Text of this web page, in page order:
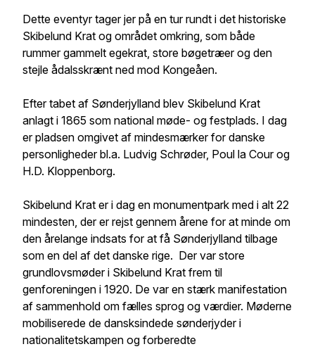
Dette eventyr tager jer på en tur rundt i det historiske
Skibelund Krat og området omkring, som både
rummer gammelt egekrat, store bøgetræer og den
stejle ådalsskrænt ned mod Kongeåen.
Efter tabet af Sønderjylland blev Skibelund Krat
anlagt i 1865 som national møde- og festplads. I dag
er pladsen omgivet af mindesmærker for danske
personligheder bl.a. Ludvig Schrøder, Poul la Cour og
H.D. Kloppenborg.
Skibelund Krat er i dag en monumentpark med i alt 22
mindesten, der er rejst gennem årene for at minde om
den årelange indsats for at få Sønderjylland tilbage
som en del af det danske rige. Der var store
grundlovsmøder i Skibelund Krat frem til
genforeningen i 1920. De var en stærk manifestation
af sammenhold om fælles sprog og værdier. Møderne
mobiliserede de dansksindede sønderjyder i
nationalitetskampen og forberedte